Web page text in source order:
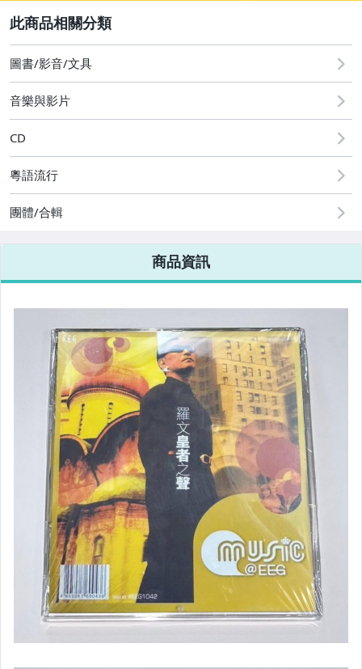
其它
[全店] 粉絲專享
[全店] 週年慶
圖書/影音/文具
音樂與影片
CD
粵語流行
團體/合輯
商品資訊